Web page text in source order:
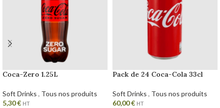
Coca-Zero 1.25L
Soft Drinks , Tous nos produits
5,30€ HT
Pack de 24 Coca-Cola 33cl
Soft Drinks , Tous nos produits
60,00€ HT